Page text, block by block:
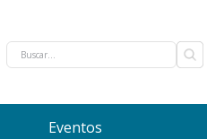
Eventos